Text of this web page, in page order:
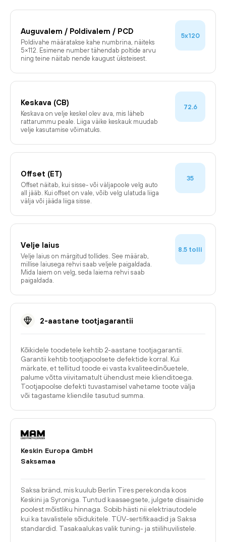
Auguvalem / Poldivalem / PCD
Poldivahe määratakse kahe numbrina, näiteks
5×112. Esimene number tähendab poltide arvu
ning teine näitab nende kaugust üksteisest.
5x120
Keskava (CB)
Keskava on velje keskel olev ava, mis läheb
rattarummu peale. Liiga väike keskauk muudab
velje kasutamise võimatuks.
72.6
Offset (ET)
Offset näitab, kui sisse- või väljapoole velg auto
all jääb. Kui offset on vale, võib velg ulatuda liiga
välja või jääda liiga sisse.
35
Velje laius
Velje laius on märgitud tollides. See määrab,
millise laiusega rehvi saab veljele paigaldada.
Mida laiem on velg, seda laiema rehvi saab
paigaldada.
8.5 tolli
2-aastane tootjagarantii
Kõikidele toodetele kehtib 2-aastane tootjagarantii.
Garantii kehtib tootjapoolsete defektide korral. Kui
märkate, et tellitud toode ei vasta kvaliteedinõuetele,
palume võtta viivitamatult ühendust meie klienditoega.
Tootjapoolse defekti tuvastamisel vahetame toote välja
või tagastame kliendile tasutud summa.
Keskin Europa GmbH
Saksamaa
Saksa bränd, mis kuulub Berlin Tires perekonda koos
Keskini ja Syroniga. Tuntud kaasaegsete, julgete disainide
poolest mõistliku hinnaga. Sobib hästi nii elektriautodele
kui ka tavalistele sõidukitele. TÜV-sertifikaadid ja Saksa
standardid. Tasakaalukas valik tuning- ja stiilihuvilistele.